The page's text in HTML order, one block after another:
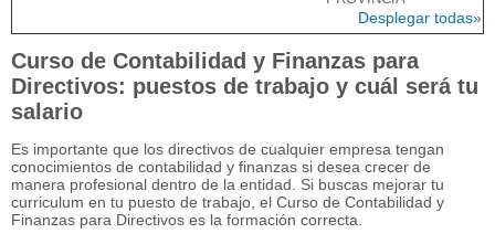
Desplegar todas»
Curso de Contabilidad y Finanzas para
Directivos: puestos de trabajo y cuál será tu
salario
Es importante que los directivos de cualquier empresa tengan
conocimientos de contabilidad y finanzas si desea crecer de
manera profesional dentro de la entidad. Si buscas mejorar tu
curriculum en tu puesto de trabajo, el Curso de Contabilidad y
Finanzas para Directivos es la formación correcta.